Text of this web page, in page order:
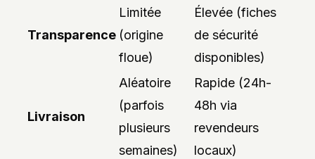
Transparence
Limitée
(origine
floue)
Élevée (fiches
de sécurité
disponibles)
Livraison
Aléatoire
(parfois
plusieurs
semaines)
Rapide (24h-
48h via
revendeurs
locaux)